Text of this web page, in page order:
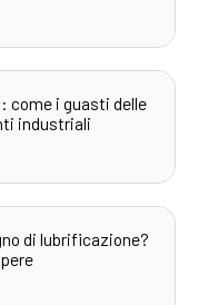
come i guasti delle
industriali
di lubrificazione?